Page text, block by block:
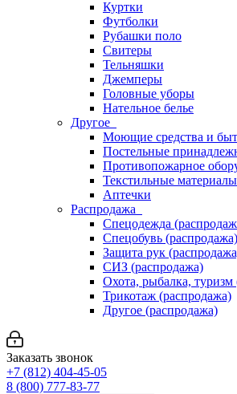
Куртки
Футболки
Рубашки поло
Свитеры
Тельняшки
Джемперы
Головные уборы
Нательное белье
Другое
Моющие средства и
Постельные
Противопожарное
Текстильные материалы
Аптечки
Распродажа
Спецодежда
Спецобувь (распродажа)
Защита рук
СИЗ (распродажа)
Охота, рыбалка, туризм
Трикотаж (распродажа)
Другое (распродажа)
Заказать звонок
+7 (812) 404-45-05
8 (800) 777-83-77